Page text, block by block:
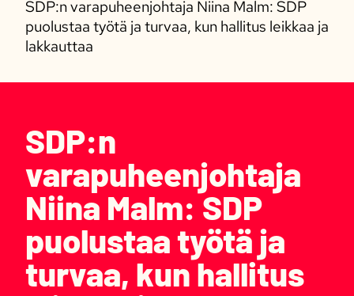
SDP:n varapuheenjohtaja Niina Malm: SDP
puolustaa työtä ja turvaa, kun hallitus leikkaa ja
lakkauttaa
SDP:n
varapuheenjohtaja
Niina Malm: SDP
puolustaa työtä ja
turvaa, kun hallitus